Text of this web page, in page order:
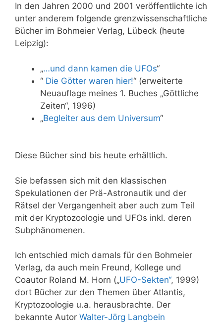
In den Jahren 2000 und 2001 veröffentlichte ich
unter anderem folgende grenzwissenschaftliche
Bücher im Bohmeier Verlag, Lübeck (heute
Leipzig):
„…und dann kamen die UFOs“
“ Die Götter waren hier!“ (erweiterte
Neuauflage meines 1. Buches „Göttliche
Zeiten“, 1996)
„Begleiter aus dem Universum“
Diese Bücher sind bis heute erhältlich.
Sie befassen sich mit den klassischen
Spekulationen der Prä-Astronautik und der
Rätsel der Vergangenheit aber auch zum Teil
mit der Kryptozoologie und UFOs inkl. deren
Subphänomenen.
Ich entschied mich damals für den Bohmeier
Verlag, da auch mein Freund, Kollege und
Coautor Roland M. Horn („UFO-Sekten“, 1999)
dort Bücher zur den Themen über Atlantis,
Kryptozoologie u.a. herausbrachte. Der
bekannte Autor Walter-Jörg Langbein